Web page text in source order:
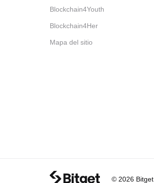
Blockchain4Youth
Blockchain4Her
Mapa del sitio
© 2026 Bitget